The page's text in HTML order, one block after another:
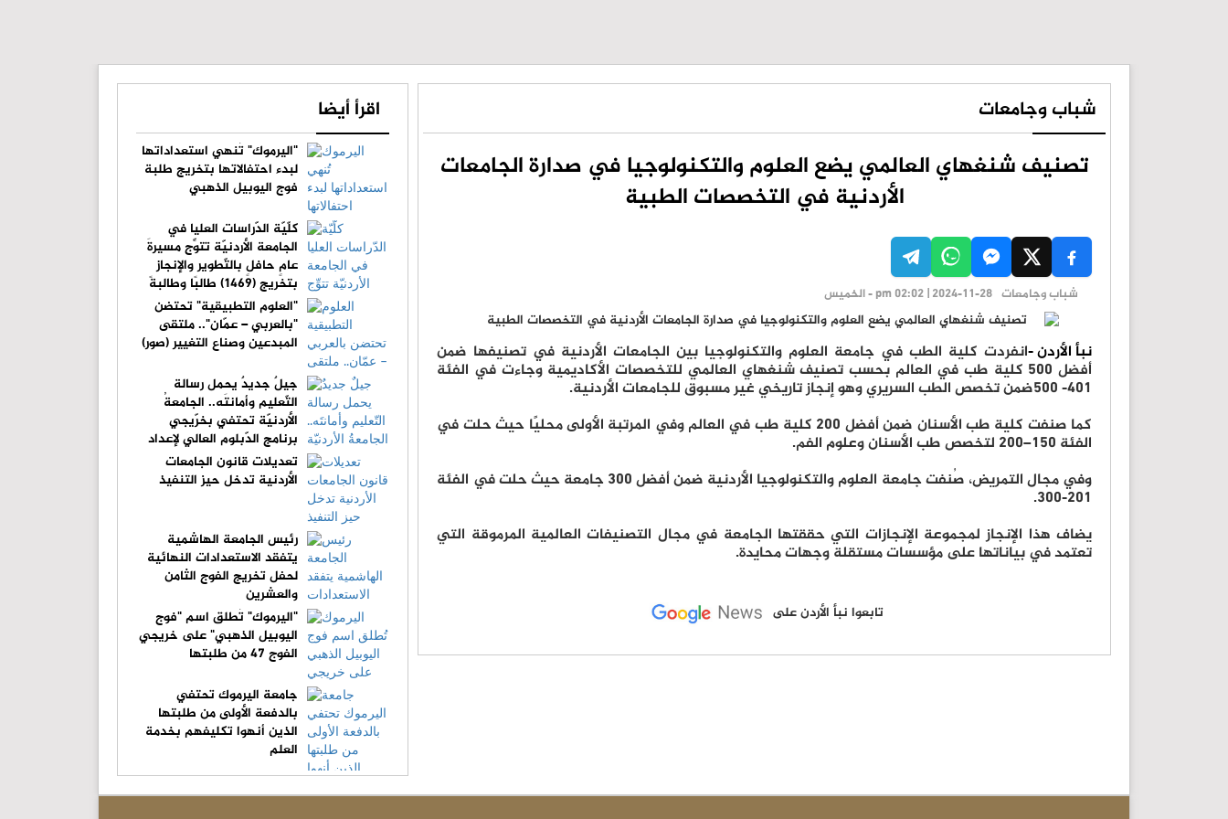
شباب وجامعات
تصنيف شنغهاي العالمي يضع العلوم والتكنولوجيا في صدارة الجامعات
الأردنية في التخصصات الطبية
شباب وجامعات pm 02:02 | 2024-11-28 - الخميس
نبأ الأردن -انفردت كلية الطب في جامعة العلوم والتكنولوجيا بين الجامعات الأردنية في تصنيفها ضمن
أفضل 500 كلية طب في العالم بحسب تصنيف شنغهاي العالمي للتخصصات الأكاديمية وجاءت في الفئة
401- 500ضمن تخصص الطب السريري وهو إنجاز تاريخي غير مسبوق للجامعات الأردنية.
كما صنفت كلية طب الأسنان ضمن أفضل 200 كلية طب في العالم وفي المرتبة الأولى محليًا حيث حلت في
الفئة 150–200 لتخصص طب الأسنان وعلوم الفم.
وفي مجال التمريض، صُنفت جامعة العلوم والتكنولوجيا الأردنية ضمن أفضل 300 جامعة حيث حلت في الفئة
201-300.
يضاف هذا الإنجاز لمجموعة الإنجازات التي حققتها الجامعة في مجال التصنيفات العالمية المرموقة التي
تعتمد في بياناتها على مؤسسات مستقلة وجهات محايدة.
تابعوا نبأ الأردن على
اقرأ أيضا
"اليرموك" تُنهي استعداداتها
لبدء احتفالاتها بتخريج طلبة
فوج اليوبيل الذهبي
كلّيّة الدّراسات العليا في
الجامعة الأردنيّة تتوِّج مسيرةَ
عامٍ حافلٍ بالتّطوير والإنجاز
بتخريج (1469) طالبًا وطالبةً
"العلوم التطبيقية" تحتضن
"بالعربي – عمّان".. ملتقى
المبدعين وصناع التغيير (صور)
جيلٌ جديدٌ يحمل رسالة
التّعليم وأمانتَه.. الجامعةُ
الأردنيّة تحتفي بخرّيجي
برنامج الدّبلوم العالي لإعداد
المعلّمين
تعديلات قانون الجامعات
الأردنية تدخل حيز التنفيذ
رئيس الجامعة الهاشمية
يتفقد الاستعدادات النهائية
لحفل تخريج الفوج الثامن
والعشرين
"اليرموك" تُطلق اسم "فوج
اليوبيل الذهبي" على خريجي
الفوج 47 من طلبتها
جامعة اليرموك تحتفي
بالدفعة الأولى من طلبتها
الذين أنهوا تكليفهم بخدمة
العلم